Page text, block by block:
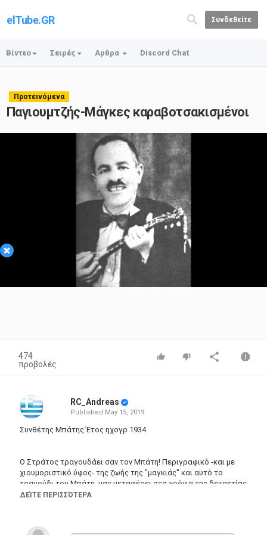
elTube.GR Συνδεθείτε
Βίντεο Σειρές Αρθρα Discord Chat
Προτεινόμενα
Παγιουμτζής-Μάγκες καραβοτσακισμένοι
×
Play
Video
474
προβολές
RC_Andreas
Published May 15, 2019
Συνθέτης Μπάτης Έτος ηχογρ 1934
Ο Στράτος τραγουδάει σαν τον Μπάτη! Περιγραφικό -και με
χιουμοριστικό ύφος- της ζωής της "μαγκιάς" και αυτό το
τραγούδι του Μπάτη, μας μεταφέρει στα χρόνια της δεκαετίας
του 20' και ίσως και πιο πριν. Σε δραστηριότητα ακόμα οι
δίσκο των 78 στροφών ο ΓΙΩΡΓΟΣ ΜΠΑΤΗΣ, όμως στην
ΔΕΊΤΕ ΠΕΡΙΣΣΌΤΕΡΑ